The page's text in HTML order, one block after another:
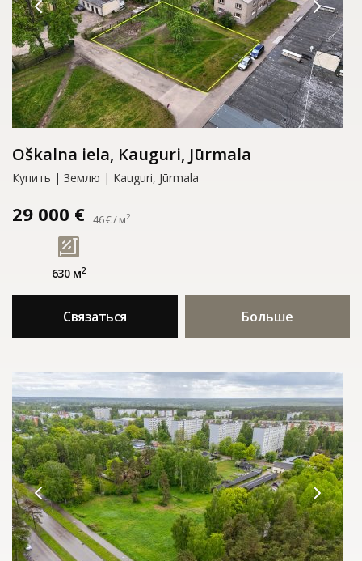
Oškalna iela, Kauguri, Jūrmala
Купить | Землю | Kauguri, Jūrmala
29 000 € 46 € / м2
630 м2
Связаться Больше